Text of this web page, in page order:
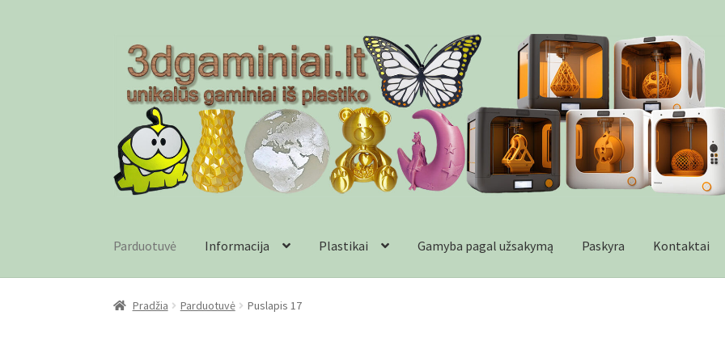
Pereiti
meniu
Pereiti
turinio
Parduotuvė Informacija Plastikai Gamyba pagal užsakymą Paskyra Kontaktai
PradžiaCheckout Gamyba pagal užsakymą
Pradžia Parduotuvė Puslapis 17